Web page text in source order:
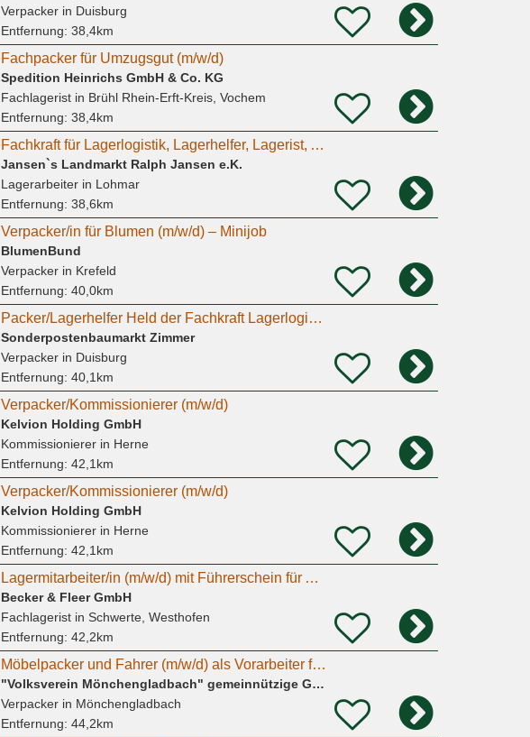
Verpackerin Duisburg
Entfernung: 38,4km
Fachpacker für Umzugsgut (m/w/d)
Spedition Heinrichs GmbH & Co. KG
Fachlageristin Brühl Rhein-Erft-Kreis, Vochem
Entfernung: 38,4km
Fachkraft für Lagerlogistik, Lagerhelfer, Lagerist, Auslieferungsfahrer nach Lohmar gesucht
Jansen`s Landmarkt Ralph Jansen e.K.
Lagerarbeiterin Lohmar
Entfernung: 38,6km
Verpacker/in für Blumen (m/w/d) – Minijob
BlumenBund
Verpackerin Krefeld
Entfernung: 40,0km
Packer/Lagerhelfer Held der Fachkraft Lagerlogistik (m/w/d)
Sonderpostenbaumarkt Zimmer
Verpackerin Duisburg
Entfernung: 40,1km
Verpacker/Kommissionierer (m/w/d)
Kelvion Holding GmbH
Kommissioniererin Herne
Entfernung: 42,1km
Verpacker/Kommissionierer (m/w/d)
Kelvion Holding GmbH
Kommissioniererin Herne
Entfernung: 42,1km
Lagermitarbeiter/in (m/w/d) mit Führerschein für Auslieferungsfahrten in Schwerte gesucht!
Becker & Fleer GmbH
Fachlageristin Schwerte, Westhofen
Entfernung: 42,2km
Möbelpacker und Fahrer (m/w/d) als Vorarbeiter für die Secondhand Möbelhalle
"Volksverein Mönchengladbach" gemeinnützige Gesellschaft gegen Arbeitslosigkeit mbH
Verpackerin Mönchengladbach
Entfernung: 44,2km